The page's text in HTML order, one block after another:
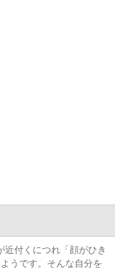
付くにつれ「顔がひき
うです。そんな自分を